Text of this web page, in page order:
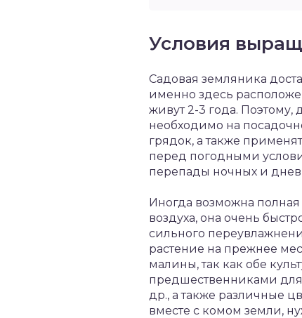
Условия
Садовая земляника
именно здесь
живут 2-3 года.
необходимо на
грядок, а также
перед погодными
перепады ночных и
Иногда возможна полная
воздуха, она очень
сильного
растение на прежнее
малины, так как обе
предшественниками для
др., а также различные
вместе с комом земли,